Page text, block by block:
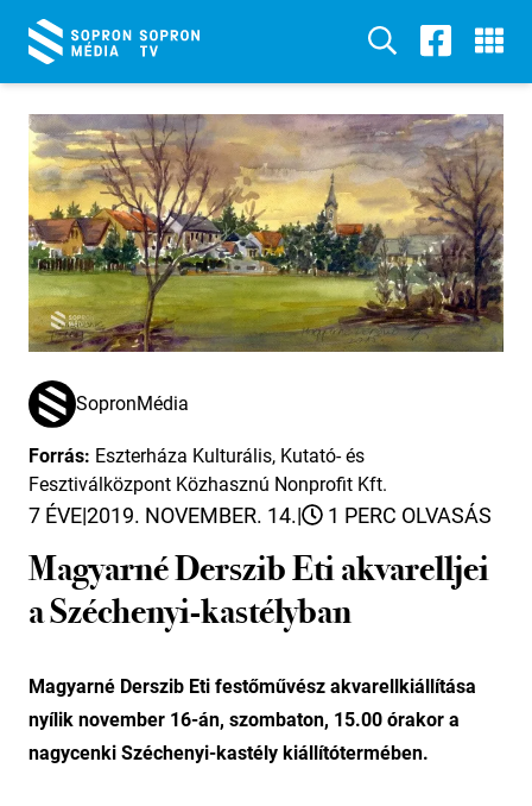
SopronMédia
Forrás: Eszterháza Kulturális, Kutató- és
Fesztiválközpont Közhasznú Nonprofit Kft.
7 ÉVE|2019. NOVEMBER. 14.| 1 PERC OLVASÁS
Magyarné Derszib Eti akvarelljei
a Széchenyi-kastélyban
Magyarné Derszib Eti festőművész akvarellkiállítása
nyílik november 16-án, szombaton, 15.00 órakor a
nagycenki Széchenyi-kastély kiállítótermében.